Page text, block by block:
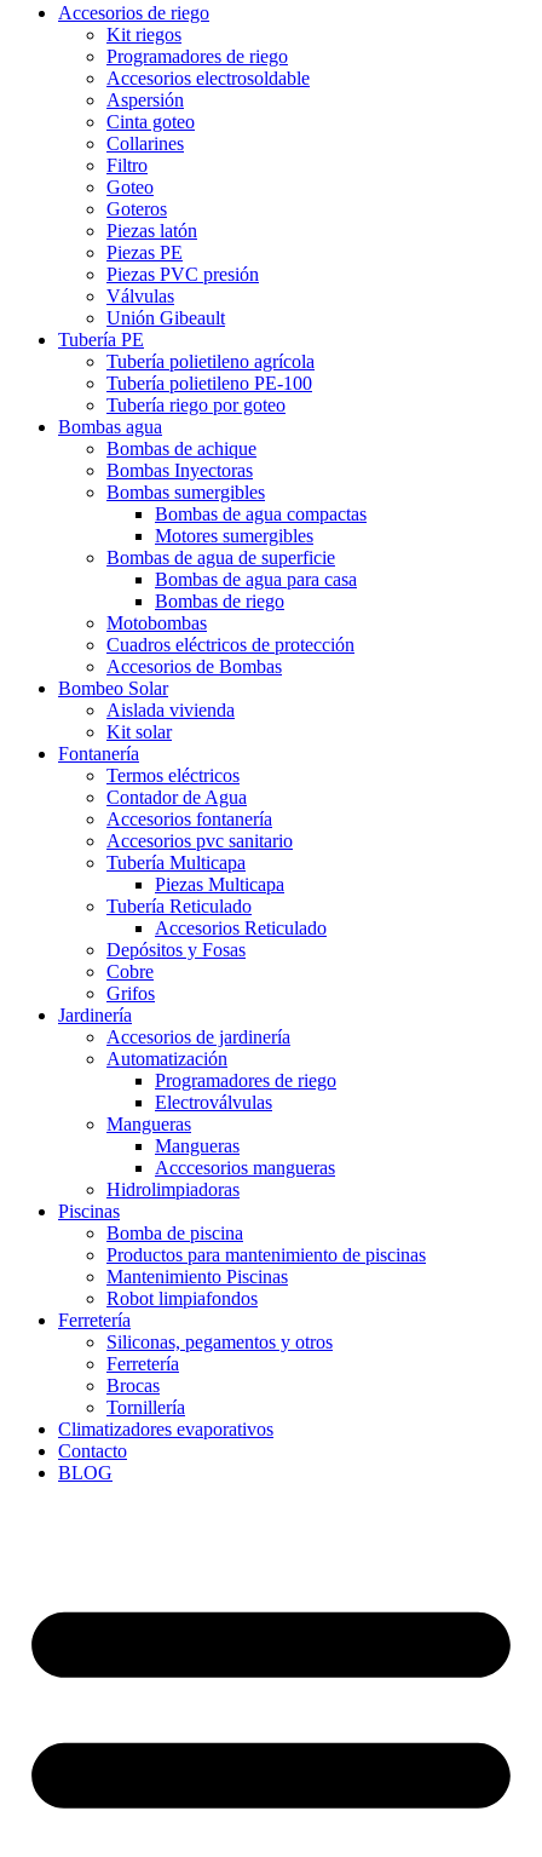
Accesorios de riego
Kit riegos
Programadores de riego
Accesorios electrosoldable
Aspersión
Cinta goteo
Collarines
Filtro
Goteo
Goteros
Piezas latón
Piezas PE
Piezas PVC presión
Válvulas
Unión Gibeault
Tubería PE
Tubería polietileno agrícola
Tubería polietileno PE-100
Tubería riego por goteo
Bombas agua
Bombas de achique
Bombas Inyectoras
Bombas sumergibles
Bombas de agua compactas
Motores sumergibles
Bombas de agua de superficie
Bombas de agua para casa
Bombas de riego
Motobombas
Cuadros eléctricos de protección
Accesorios de Bombas
Bombeo Solar
Aislada vivienda
Kit solar
Fontanería
Termos eléctricos
Contador de Agua
Accesorios fontanería
Accesorios pvc sanitario
Tubería Multicapa
Piezas Multicapa
Tubería Reticulado
Accesorios Reticulado
Depósitos y Fosas
Cobre
Grifos
Jardinería
Accesorios de jardinería
Automatización
Programadores de riego
Electroválvulas
Mangueras
Mangueras
Acccesorios mangueras
Hidrolimpiadoras
Piscinas
Bomba de piscina
Productos para mantenimiento de piscinas
Mantenimiento Piscinas
Robot limpiafondos
Ferretería
Siliconas, pegamentos y otros
Ferretería
Brocas
Tornillería
Climatizadores evaporativos
Contacto
BLOG